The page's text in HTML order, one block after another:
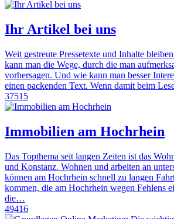
Ihr Artikel bei uns
Weit gestreute Pressetexte und Inhalte
kann man die Wege, durch die man
vorhersagen. Und wie kann man besser
einen packenden Text. Wenn damit beim
37515
Immobilien am Hochrhein
Das Topthema seit langen Zeiten ist das
und Konstanz. Wohnen und arbeiten an
können am Hochrhein schnell zu langen
kommen, die am Hochrhein wegen Fehlens
die…
49416